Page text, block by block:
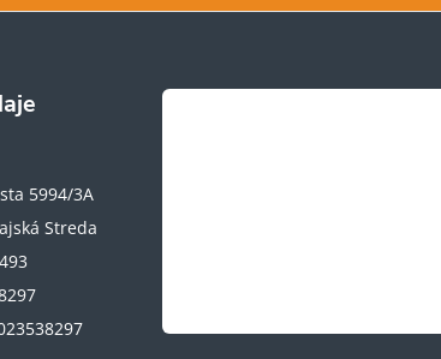
5994/3A
Streda